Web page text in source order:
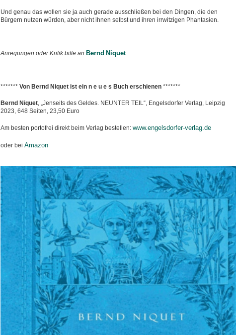
Und genau das wollen sie ja auch gerade ausschließen bei den Dingen, die den
Bürgern nutzen würden, aber nicht ihnen selbst und ihren irrwitzigen Phantasien.
Anregungen oder Kritik bitte an Bernd Niquet.
******* Von Bernd Niquet ist ein n e u e s Buch erschienen *******
Bernd Niquet, „Jenseits des Geldes. NEUNTER TEIL“, Engelsdorfer Verlag, Leipzig
2023, 648 Seiten, 23,50 Euro
Am besten portofrei direkt beim Verlag bestellen: www.engelsdorfer-verlag.de
oder bei Amazon